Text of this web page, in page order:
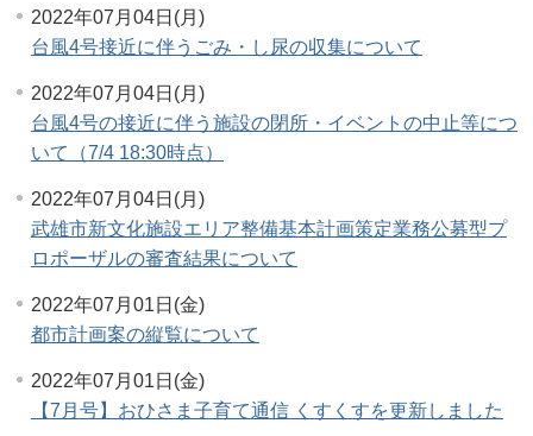
2022年07月04日(月)
台風4号接近に伴うごみ・し尿の収集について
2022年07月04日(月)
台風4号の接近に伴う施設の閉所・イベントの中止等につ
いて（7/4 18:30時点）
2022年07月04日(月)
武雄市新文化施設エリア整備基本計画策定業務公募型プ
ロポーザルの審査結果について
2022年07月01日(金)
都市計画案の縦覧について
2022年07月01日(金)
【7月号】おひさま子育て通信 くすくすを更新しました